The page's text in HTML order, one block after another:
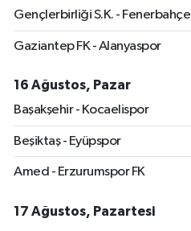
Gençlerbirliği S.K. - Fenerbahçe
Gaziantep FK - Alanyaspor
16 Ağustos, Pazar
Başakşehir - Kocaelispor
Beşiktaş - Eyüpspor
Amed - Erzurumspor FK
17 Ağustos, Pazartesi